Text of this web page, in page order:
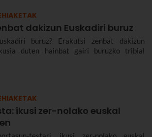
dakizun Euskadiri buruz
buruz? Erakutsi zenbat dakizun
duten hainbat gairi buruzko tribial
ikusi zer-nolako euskal